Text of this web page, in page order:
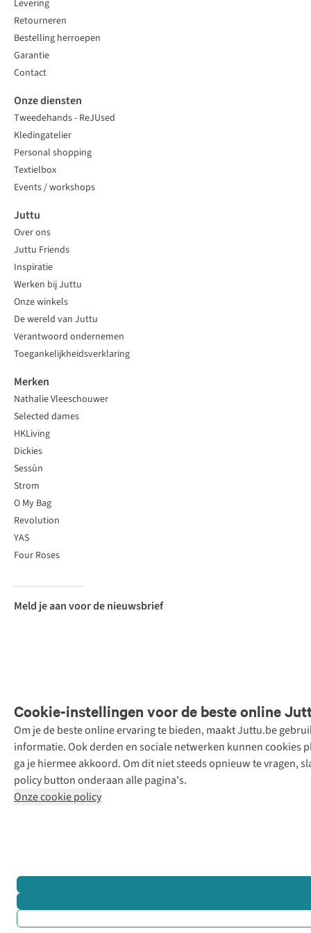
Cookie-instellingen voor de beste online
Om je de beste online ervaring te bieden, maakt Juttu.be
informatie. Ook derden en sociale netwerken kunnen cookies
ga je hiermee akkoord. Om dit niet steeds opnieuw te vragen,
policy button onderaan alle pagina's.
Onze cookie policy
Levering
Retourneren
Bestelling herroepen
Garantie
Contact
Onze diensten
Tweedehands - ReJUsed
Kledingatelier
Personal shopping
Textielbox
Events / workshops
Juttu
Over ons
Juttu Friends
Inspiratie
Werken bij Juttu
Onze winkels
De wereld van Juttu
Verantwoord ondernemen
Toegankelijkheidsverklaring
Merken
Nathalie Vleeschouwer
Selected dames
HKLiving
Dickies
Sessùn
Strom
O My Bag
Revolution
YAS
Four Roses
Meld je aan voor de nieuwsbrief
Retail Concepts
N.V.,
Smallandlaan
9, 2660
BTW BE
0416.762.280